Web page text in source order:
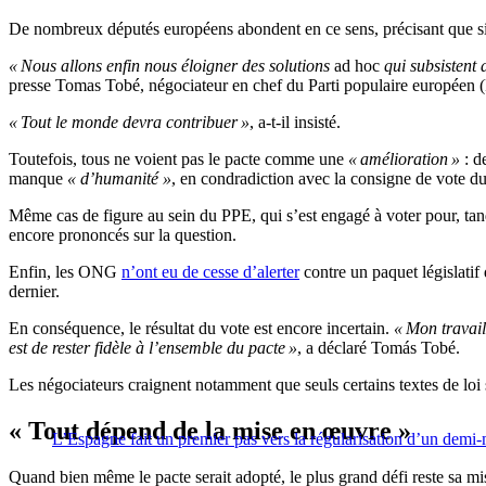
De nombreux députés européens abondent en ce sens, précisant
« Nous allons enfin nous éloigner des solutions ad hoc qui subsistent
presse Tomas Tobé, négociateur en chef du Parti populaire européen
« Tout le monde devra contribuer », a-t-il insisté.
Toutefois, tous ne voient pas le pacte comme une « amélioration » :
manque « d’humanité », en condradiction avec la consigne de vote
Même cas de figure au sein du PPE, qui s’est engagé à voter pour,
encore prononcés sur la question.
Enfin, les ONG n’ont eu de cesse d’alertercontre un paquet
dernier.
En conséquence, le résultat du vote est encore incertain. « Mon
est de rester fidèle à l’ensemble du pacte », a déclaré Tomás Tobé.
Les négociateurs craignent notamment que seuls certains textes de
L’Espagne fait un premier pas vers la régularisation d’un
« Tout dépend de la mise en œuvre »
Quand bien même le pacte serait adopté, le plus grand défi reste sa